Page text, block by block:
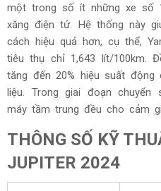
một trong số ít những xe số
xăng điện tử. Hệ thống này
cách hiệu quả hơn, cụ thể,
tiêu thụ chỉ 1,643 lít/100km.
tăng đến 20% hiệu suất
liệu. Trong giai đoạn
máy tầm trung đều cho cảm
THÔNG SỐ KỸ
JUPITER 2024